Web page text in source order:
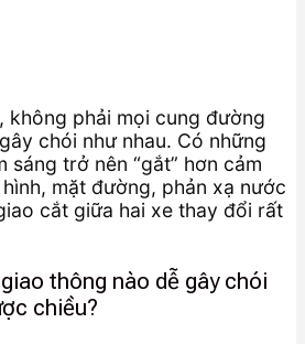
không phải mọi cung đường
chói như nhau. Có những
sáng trở nên “gắt” hơn cảm
mặt đường, phản xạ nước
cắt giữa hai xe thay đổi rất
thông nào dễ gây chói
chiều?